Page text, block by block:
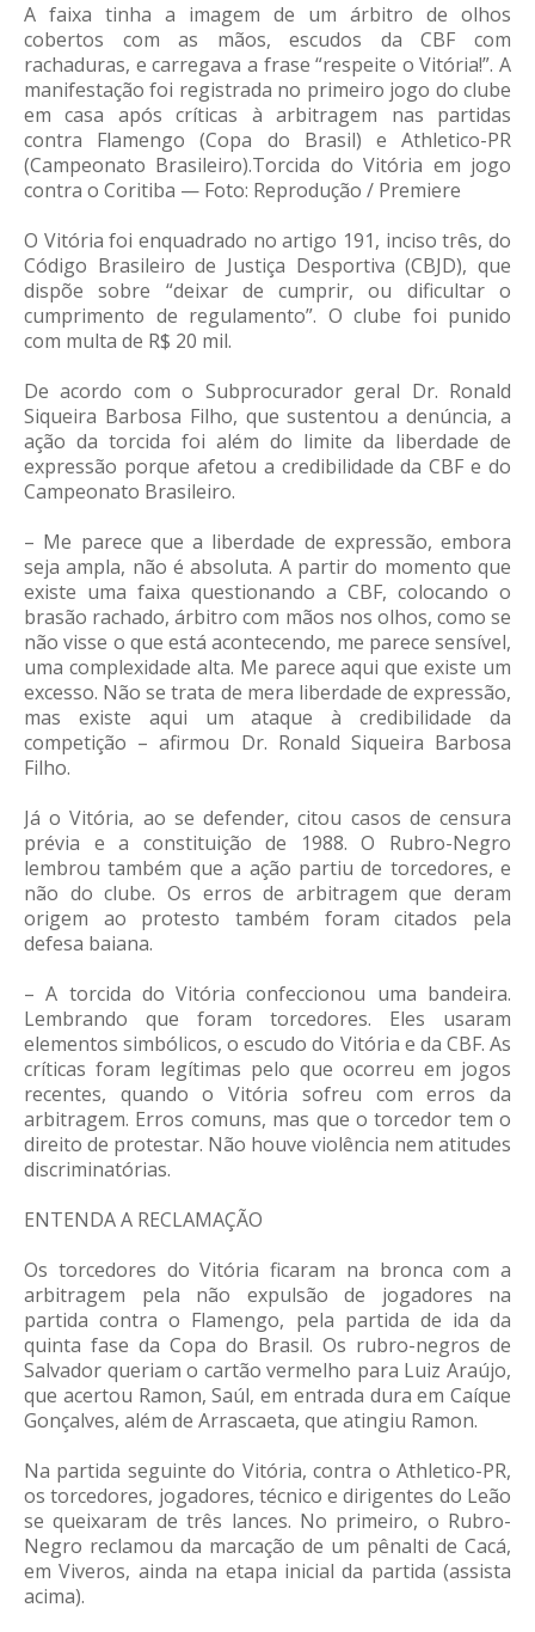
A faixa tinha a imagem de um árbitro de olhos
cobertos com as mãos, escudos da CBF com
rachaduras, e carregava a frase “respeite o Vitória!”. A
manifestação foi registrada no primeiro jogo do clube
em casa após críticas à arbitragem nas partidas
contra Flamengo (Copa do Brasil) e Athletico-PR
(Campeonato Brasileiro).Torcida do Vitória em jogo
contra o Coritiba — Foto: Reprodução / Premiere
O Vitória foi enquadrado no artigo 191, inciso três, do
Código Brasileiro de Justiça Desportiva (CBJD), que
dispõe sobre “deixar de cumprir, ou dificultar o
cumprimento de regulamento”. O clube foi punido
com multa de R$ 20 mil.
De acordo com o Subprocurador geral Dr. Ronald
Siqueira Barbosa Filho, que sustentou a denúncia, a
ação da torcida foi além do limite da liberdade de
expressão porque afetou a credibilidade da CBF e do
Campeonato Brasileiro.
– Me parece que a liberdade de expressão, embora
seja ampla, não é absoluta. A partir do momento que
existe uma faixa questionando a CBF, colocando o
brasão rachado, árbitro com mãos nos olhos, como se
não visse o que está acontecendo, me parece sensível,
uma complexidade alta. Me parece aqui que existe um
excesso. Não se trata de mera liberdade de expressão,
mas existe aqui um ataque à credibilidade da
competição – afirmou Dr. Ronald Siqueira Barbosa
Filho.
Já o Vitória, ao se defender, citou casos de censura
prévia e a constituição de 1988. O Rubro-Negro
lembrou também que a ação partiu de torcedores, e
não do clube. Os erros de arbitragem que deram
origem ao protesto também foram citados pela
defesa baiana.
– A torcida do Vitória confeccionou uma bandeira.
Lembrando que foram torcedores. Eles usaram
elementos simbólicos, o escudo do Vitória e da CBF. As
críticas foram legítimas pelo que ocorreu em jogos
recentes, quando o Vitória sofreu com erros da
arbitragem. Erros comuns, mas que o torcedor tem o
direito de protestar. Não houve violência nem atitudes
discriminatórias.
ENTENDA A RECLAMAÇÃO
Os torcedores do Vitória ficaram na bronca com a
arbitragem pela não expulsão de jogadores na
partida contra o Flamengo, pela partida de ida da
quinta fase da Copa do Brasil. Os rubro-negros de
Salvador queriam o cartão vermelho para Luiz Araújo,
que acertou Ramon, Saúl, em entrada dura em Caíque
Gonçalves, além de Arrascaeta, que atingiu Ramon.
Na partida seguinte do Vitória, contra o Athletico-PR,
os torcedores, jogadores, técnico e dirigentes do Leão
se queixaram de três lances. No primeiro, o Rubro-
Negro reclamou da marcação de um pênalti de Cacá,
em Viveros, ainda na etapa inicial da partida (assista
acima).